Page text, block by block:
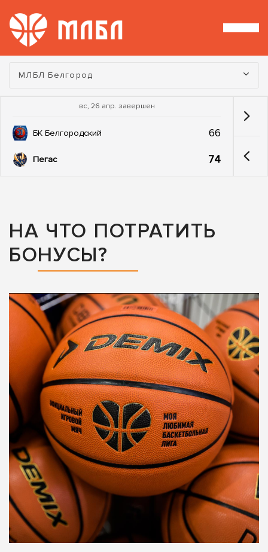
Турнир:
МЛБЛ Белгород
вс, 26 апр. завершен
БК Белгородский 66
Пегас 74
НА ЧТО ПОТРАТИТЬ
БОНУСЫ?